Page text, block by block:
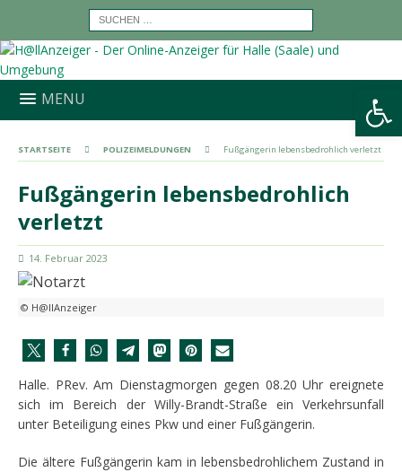
Werkzeugleiste öffnen
MENU
STARTSEITE POLIZEIMELDUNGEN Fußgängerin lebensbedrohlich verletzt
Fußgängerin lebensbedrohlich
verletzt
14. Februar 2023
© H@llAnzeiger
Halle. PRev. Am Dienstagmorgen gegen 08.20 Uhr ereignete
sich im Bereich der Willy-Brandt-Straße ein Verkehrsunfall
unter Beteiligung eines Pkw und einer Fußgängerin.
Die ältere Fußgängerin kam in lebensbedrohlichem Zustand in